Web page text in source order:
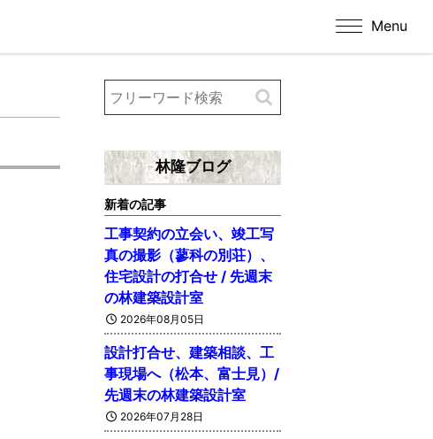
Menu
林隆ブログ
新着の記事
工事契約の立会い、竣工写
真の撮影（蓼科の別荘）、
住宅設計の打合せ / 先週末
の林建築設計室
2026年08月05日
設計打合せ、建築相談、工
事現場へ（松本、富士見）/
先週末の林建築設計室
2026年07月28日